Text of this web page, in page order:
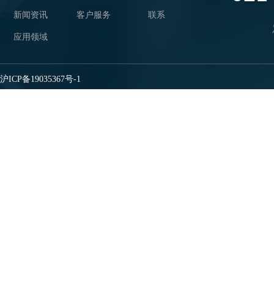
新闻资讯 客户服务 联系
应用领域
沪ICP备19035367号-1